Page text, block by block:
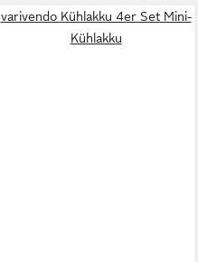
varivendo Kühlakku 4er Set Mini-
Kühlakku